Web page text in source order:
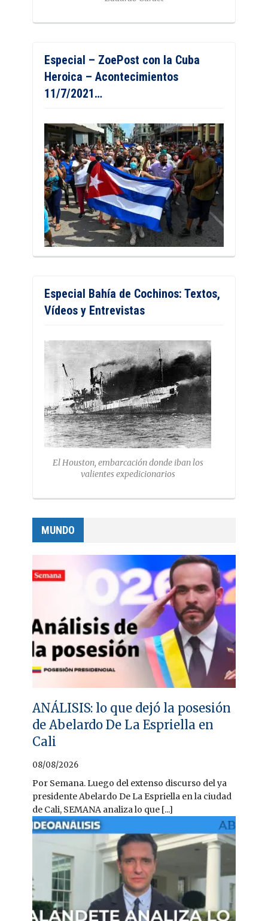
Especial – ZoePost con la Cuba
Heroica – Acontecimientos
11/7/2021…
Especial Bahía de Cochinos: Textos,
Vídeos y Entrevistas
El Houston, embarcación donde iban los
valientes expedicionarios
MUNDO
ANÁLISIS: lo que dejó la posesión
de Abelardo De La Espriella en
Cali
08/08/2026
Por Semana. Luego del extenso discurso del ya
presidente Abelardo De La Espriella en la ciudad
de Cali, SEMANA analiza lo que [...]